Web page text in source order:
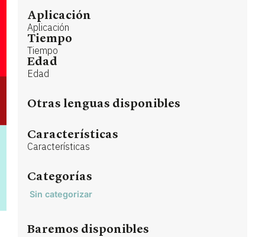
Aplicación
Aplicación
Tiempo
Tiempo
Edad
Edad
Otras lenguas disponibles
Características
Características
Categorías
Sin categorizar
Baremos disponibles